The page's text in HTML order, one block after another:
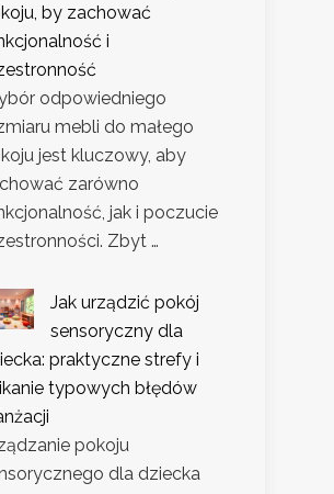
by zachować
i
odpowiedniego
mebli do małego
jest kluczowy, aby
zarówno
jak i poczucie
Zbyt …
Jak urządzić pokój
sensoryczny dla
praktyczne strefy i
typowych błędów
pokoju
dla dziecka